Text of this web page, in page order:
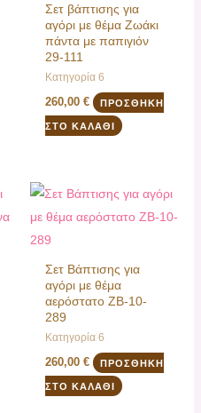
Σετ βάπτισης για
αγόρι με θέμα Ζωάκι
πάντα με παπιγιόν
29-111
Κατηγορία 6
260,00 € ΠΡΟΣΘΉΚΗ
ΣΤΟ ΚΑΛΆΘΙ
Σετ Βάπτισης για
αγόρι με θέμα
αερόστατο ΖΒ-10-
289
Κατηγορία 6
260,00 € ΠΡΟΣΘΉΚΗ
ΣΤΟ ΚΑΛΆΘΙ